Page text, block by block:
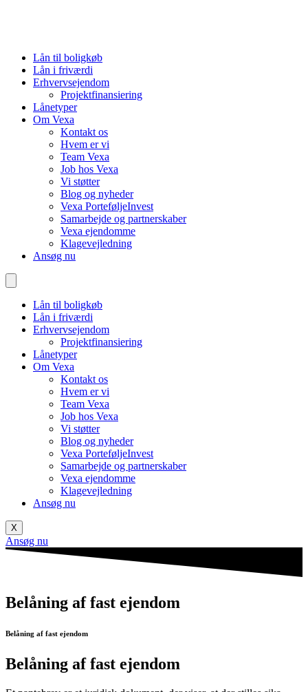
Lån til boligkøb
Lån i friværdi
Erhvervsejendom
Projektfinansiering
Lånetyper
Om Vexa
Kontakt os
Hvem er vi
Team Vexa
Job hos Vexa
Vi støtter
Blog og nyheder
Vexa PorteføljeInvest
Samarbejde og partnerskaber
Vexa ejendomme
Klagevejledning
Ansøg nu
Lån til boligkøb
Lån i friværdi
Erhvervsejendom
Projektfinansiering
Lånetyper
Om Vexa
Kontakt os
Hvem er vi
Team Vexa
Job hos Vexa
Vi støtter
Blog og nyheder
Vexa PorteføljeInvest
Samarbejde og partnerskaber
Vexa ejendomme
Klagevejledning
Ansøg nu
X
Ansøg nu
Belåning af fast ejendom
Belåning af fast ejendom
Belåning af fast ejendom